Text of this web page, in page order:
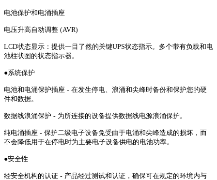
电池保护和电涌插座
电压升高自动调整 (AVR)
LCD状态显示：提供一目了然的关键UPS状态指示。多个带有负载和电
池柱状图的状态指示器。
●系统保护
电池和电涌保护插座 - 在发生停电、浪涌和尖峰时备份和保护您的硬
件和数据。
数据线浪涌保护 - 为所连接的设备提供数据线电源浪涌保护。
纯电涌插座 - 保护二级电子设备免受由于电涌和尖峰造成的损坏，而
不会降低用于在停电时为主要电子设备供电的电池功率。
●安全性
经安全机构的认证 - 产品经过测试和认证，确保可在规定的环境内与